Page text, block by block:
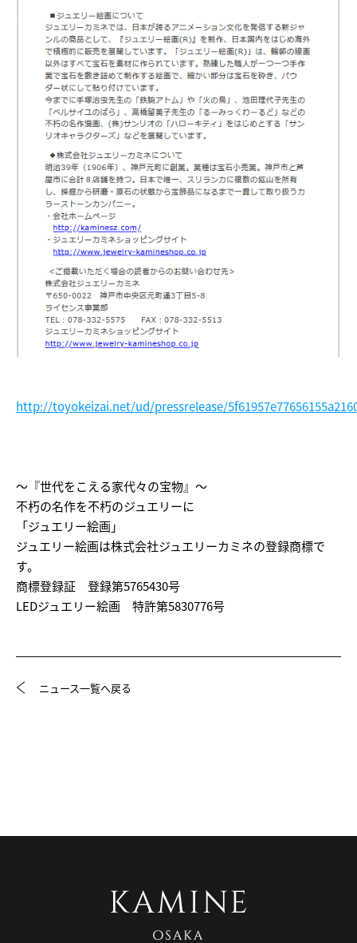
http://toyokeizai.net/ud/pressrelease/
～『世代をこえる家代々の宝物』～
不朽の名作を不朽のジュエリーに
「ジュエリー絵画」
ジュエリー絵画は株式会社ジュエリーカミネの登録商標で
す。
商標登録証 登録第5765430号
LEDジュエリー絵画 特許第5830776号
ニュース一覧へ戻る